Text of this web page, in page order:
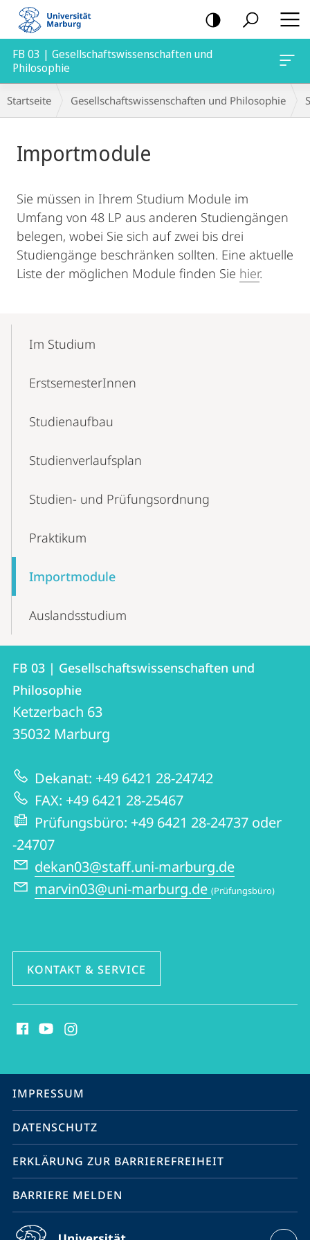
Mobile-
Navigation
FB 03 | Gesellschaftswissenschaften und
Philosophie
Breadcrumb-
Navigation
Startseite Gesellschaftswissenschaften und Philosophie
Importmodule
Sie müssen in Ihrem Studium Module im
Umfang von 48 LP aus anderen Studiengängen
belegen, wobei Sie sich auf zwei bis drei
Studiengänge beschränken sollten. Eine aktuelle
Liste der möglichen Module finden Sie hier.
NavigationIm Studium
ErstsemesterInnen
Studienaufbau
Studienverlaufsplan
Studien- und Prüfungsordnung
Praktikum
Importmodule
Auslandsstudium
Kontakt
und
Informationen
zur
Website
Kontaktinformationen
FB
03
|
Gesellschaftswissenschaften
und
Philosophie
FB 03 | Gesellschaftswissenschaften und
Philosophie
Ketzerbach 63
35032 Marburg
Dekanat: +49 6421 28-24742
FAX: +49 6421 28-25467
Prüfungsbüro: +49 6421 28-24737 oder
-24707
dekan03@staff.uni-marburg.de
marvin03@uni-marburg.de (Prüfungsbüro)
KONTAKT & SERVICE
Media
Service-
Navigation
IMPRESSUM
DATENSCHUTZ
ERKLÄRUNG ZUR BARRIEREFREIHEIT
BARRIERE MELDEN